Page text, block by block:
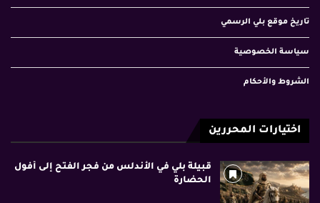
تاريخ موقع بلي الرسمي
سياسة الخصوصية
الشروط والأحكام
اختيارات المحررين
قبيلة بلي في الأندلس من فجر الفتح إلى أفول
الحضارة